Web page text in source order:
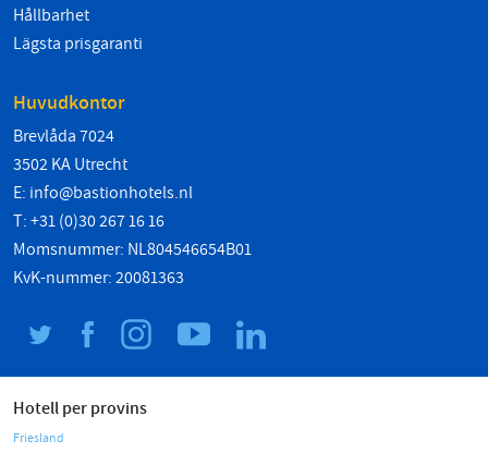
Hållbarhet
Lägsta prisgaranti
Huvudkontor
Brevlåda 7024
3502 KA Utrecht
E: info@bastionhotels.nl
T: +31 (0)30 267 16 16
Momsnummer: NL804546654B01
KvK-nummer: 20081363
Hotell per provins
Friesland